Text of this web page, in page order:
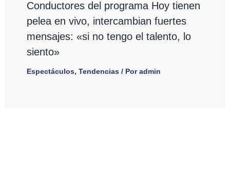
Conductores del programa Hoy tienen
pelea en vivo, intercambian fuertes
mensajes: «si no tengo el talento, lo
siento»
Espectáculos, Tendencias/ Poradmin